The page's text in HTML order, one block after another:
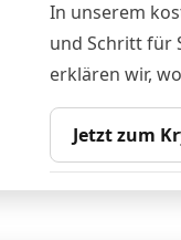
In unserem
und Schritt für
erklären wir,
Jetzt zum